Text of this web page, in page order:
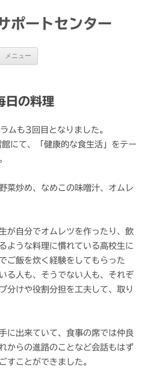
ポートセンター
メニュー
日の料理
ムも3回目となりました。
にて、「健康的な食生活」をテー
菜炒め、なめこの味噌汁、オムレ
が自分でオムレツを作ったり、飲
ような料理に慣れている高校生に
ご飯を炊く経験をしてもらった
る人も、そうでない人も、それぞ
分けや役割分担を工夫して、取り
に出来ていて、食事の席では仲良
からの進路のことなど会話もはず
すことができました。